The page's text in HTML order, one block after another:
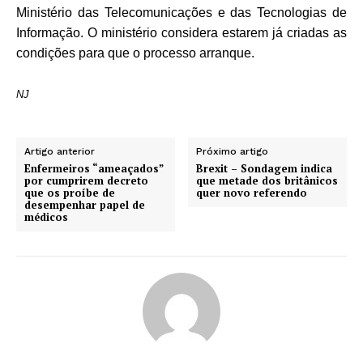
Ministério das Telecomunicações e das Tecnologias de
Informação. O ministério considera estarem já criadas as
condições para que o processo arranque.
NJ
Artigo anterior
Enfermeiros “ameaçados”
por cumprirem decreto
que os proíbe de
desempenhar papel de
médicos
Próximo artigo
Brexit – Sondagem indica
que metade dos britânicos
quer novo referendo